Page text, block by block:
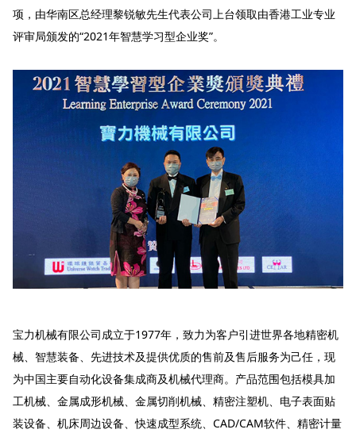
项，由华南区总经理黎锐敏先生代表公司上台领取由香港工业专业
评审局颁发的“2021年智慧学习型企业奖”。
宝力机械有限公司成立于1977年，致力为客户引进世界各地精密机
械、智慧装备、先进技术及提供优质的售前及售后服务为己任，现
为中国主要自动化设备集成商及机械代理商。产品范围包括模具加
工机械、金属成形机械、金属切削机械、精密注塑机、电子表面贴
装设备、机床周边设备、快速成型系统、CAD/CAM软件、精密计量